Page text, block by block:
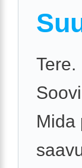
Tere.
Mida